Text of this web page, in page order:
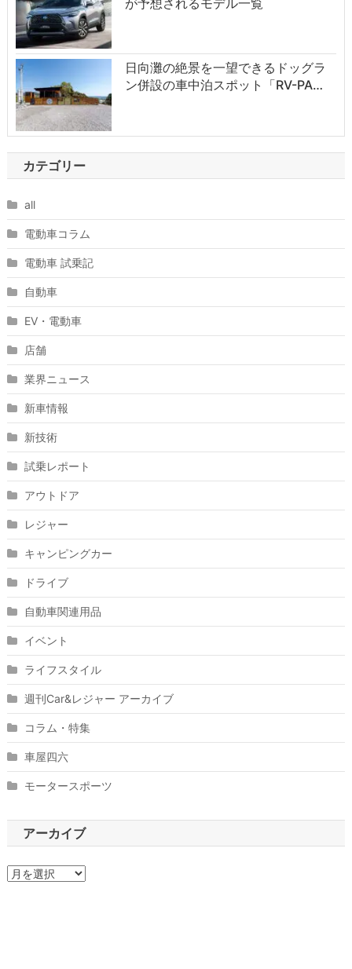
日向灘の絶景を一望できるドッグラ
ン併設の車中泊スポット「RV-PA…
カテゴリー
all
電動車コラム
電動車 試乗記
自動車
EV・電動車
店舗
業界ニュース
新車情報
新技術
試乗レポート
アウトドア
レジャー
キャンピングカー
ドライブ
自動車関連用品
イベント
ライフスタイル
週刊Car&レジャー アーカイブ
コラム・特集
車屋四六
モータースポーツ
アーカイブ
ア